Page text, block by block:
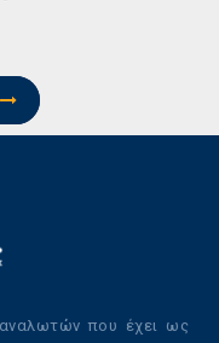
που έχει ως